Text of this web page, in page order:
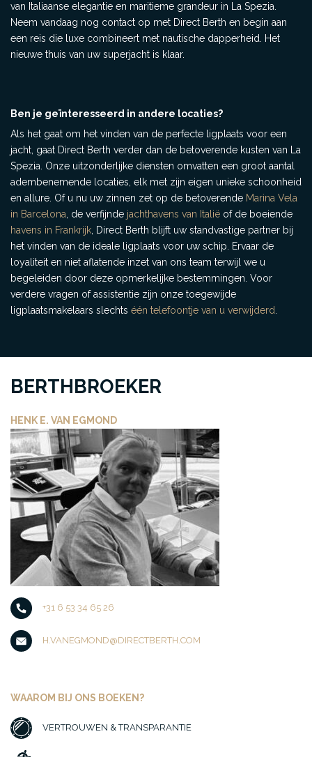
van Italiaanse elegantie en maritieme grandeur in La Spezia.
Neem vandaag nog contact op met Direct Berth en begin aan
een reis die luxe combineert met nautische dapperheid. Het
nieuwe thuis van uw superjacht is klaar.
Ben je geïnteresseerd in andere locaties?
Als het gaat om het vinden van de perfecte ligplaats voor een
jacht, gaat Direct Berth verder dan de betoverende kusten van La
Spezia. Onze uitzonderlijke diensten omvatten een groot aantal
adembenemende locaties, elk met zijn eigen unieke schoonheid
en allure. Of u nu uw zinnen zet op de betoverende Marina Vela
in Barcelona , de verfijnde jachthavens van Italië of de boeiende
havens in Frankrijk , Direct Berth blijft uw standvastige partner bij
het vinden van de ideale ligplaats voor uw schip. Ervaar de
loyaliteit en niet aflatende inzet van ons team terwijl we u
begeleiden door deze opmerkelijke bestemmingen. Voor
verdere vragen of assistentie zijn onze toegewijde
ligplaatsmakelaars slechts één telefoontje van u verwijderd
BERTHBROEKER
HENK E. VAN EGMOND
+31 6 53 34 65 26
H.VANEGMOND@DIRECTBERTH.COM
WAAROM BIJ ONS BOEKEN?
VERTROUWEN & TRANSPARANTIE